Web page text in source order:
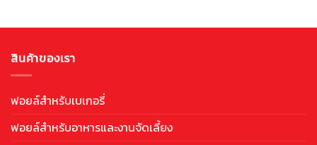
สินค้าของเรา
ฟอยล์สำหรับเบเกอรี่
ฟอยล์สำหรับอาหารและงานจัดเลี้ยง